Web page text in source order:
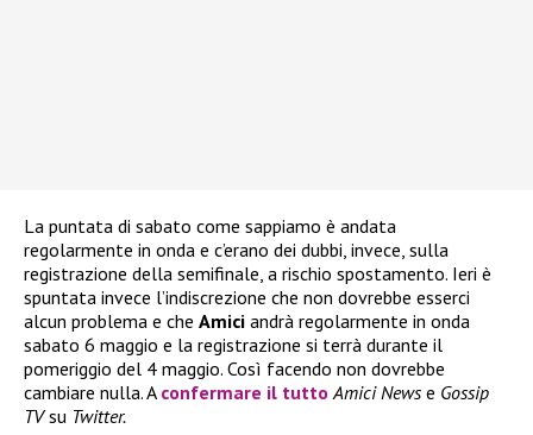
La puntata di sabato come sappiamo è andata
regolarmente in onda e c’erano dei dubbi, invece, sulla
registrazione della semifinale, a rischio spostamento. Ieri è
spuntata invece l’indiscrezione che non dovrebbe esserci
alcun problema e che Amici andrà regolarmente in onda
sabato 6 maggio e la registrazione si terrà durante il
pomeriggio del 4 maggio. Così facendo non dovrebbe
cambiare nulla. A confermare il tutto Amici Newse Gossip
TVsu Twitter.